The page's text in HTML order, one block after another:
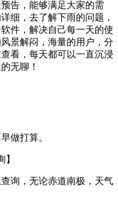
告，能够满足大家的需
细，去了解下雨的问题，
件，解决自己每一天的使
景解闷，海量的用户，分
看，每天都可以一直沉浸
无聊！
做打算。
询，无论赤道南极，天气